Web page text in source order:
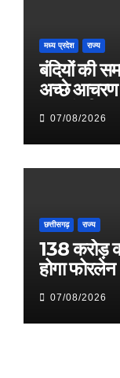
मध्य प्रदेश राज्य
बंदियों की
अच्छे आचरण
मुख्यमंत्री
07/08/2026
छत्तीसगढ़ राज्य
138 करोड़
होगा फोरलेन
07/08/2026